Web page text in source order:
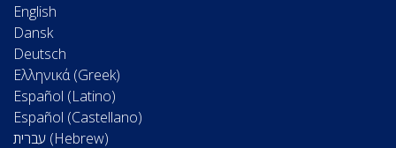
English
Dansk
Deutsch
Ελληνικά (Greek)
Español (Latino)
Español (Castellano)